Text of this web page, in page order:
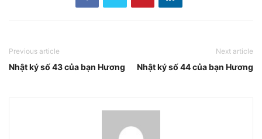
Previous article
Nhật ký số 43 của bạn Hương
Next article
Nhật ký số 44 của bạn Hương